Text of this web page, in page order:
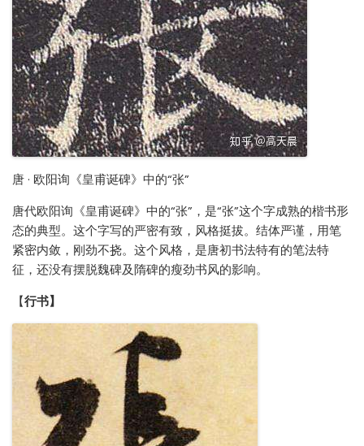
唐 · 欧阳询《皇甫诞碑》中的“张”
唐代欧阳询《皇甫诞碑》中的“张”，是“张”这个字成熟的楷书形
态的典型。这个字写的严密有致，风格挺拔。结体严谨，用笔
紧密内敛，刚劲不挠。这个风格，是唐初书法特有的笔法特
征，还没有摆脱魏碑及隋碑的瘦劲书风的影响。
【行书】